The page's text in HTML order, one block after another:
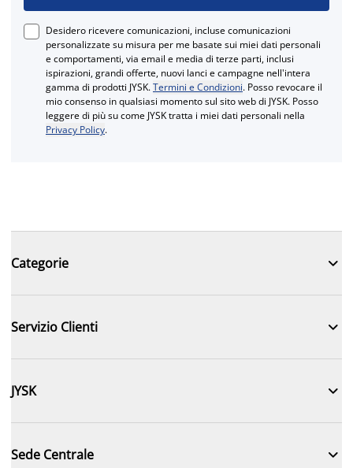
Desidero ricevere comunicazioni, incluse comunicazioni
personalizzate su misura per me basate sui miei dati personali
e comportamenti, via email e media di terze parti, inclusi
ispirazioni, grandi offerte, nuovi lanci e campagne nell'intera
gamma di prodotti JYSK.Termini e Condizioni. Posso revocare il
mio consenso in qualsiasi momento sul sito web di JYSK. Posso
leggere di più su come JYSK tratta i miei dati personali nella
Privacy Policy.
Categorie 
Servizio Clienti 
JYSK 
Sede Centrale 